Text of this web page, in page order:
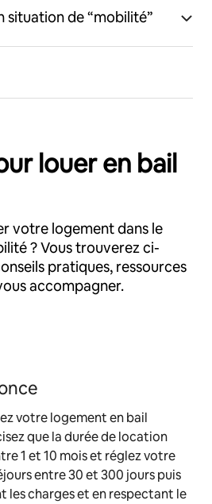
situation de “mobilité”
louer en bail
votre logement dans le
? Vous trouverez ci-
pratiques, ressources
accompagner.
votre logement en bail
que la durée de location
1 et 10 mois et réglez votre
entre 30 et 300 jours puis
les charges et en respectant le